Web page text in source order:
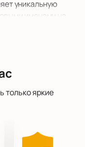
уникальную
именами на
идеальной
павильоне
эфира,
каждая из
энергетику.
только яркие